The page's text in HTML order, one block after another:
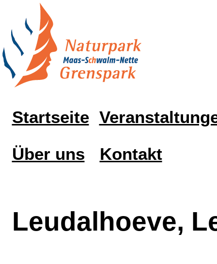
Startseite
Über uns
Kontakt
Leudalhoeve,